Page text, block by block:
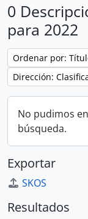
0
para 2022
Ordenar por:
Dirección:
No pudimos
búsqueda.
Exportar
SKOS
Resultados